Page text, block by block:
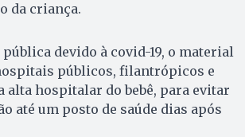
da criança.
devido à covid-19, o material
públicos, filantrópicos e
hospitalar do bebê, para evitar
até um posto de saúde dias após